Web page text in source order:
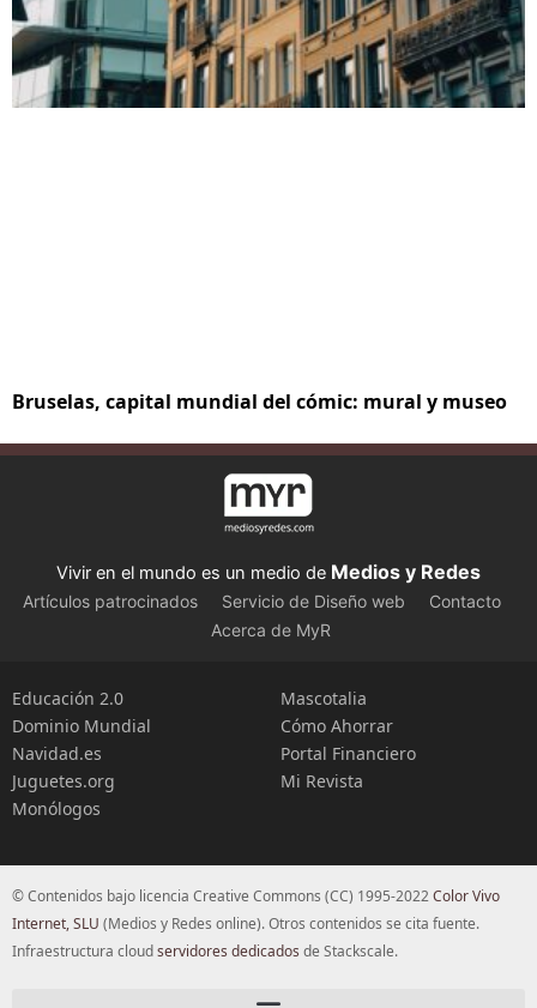
Bruselas, capital mundial del cómic: mural y museo
Vivir en el mundo es un medio de Medios y Redes
Artículos patrocinados Servicio de Diseño web
Contacto
Acerca de MyR
Educación 2.0
Dominio Mundial
Navidad.es
Juguetes.org
Monólogos
Mascotalia
Cómo Ahorrar
Portal Financiero
Mi Revista
© Contenidos bajo licencia Creative Commons (CC) 1995-2022Color Vivo
Internet, SLU (Medios y Redes online). Otros contenidos se cita fuente.
Infraestructura cloudservidores dedicados de Stackscale.